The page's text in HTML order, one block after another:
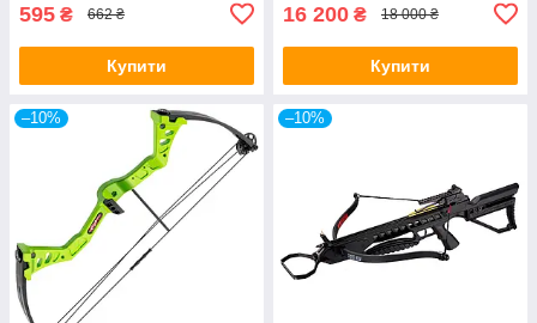
595 ₴ 662 ₴
Купити
16 200 ₴ 18 000 ₴
Купити
–10% –10%